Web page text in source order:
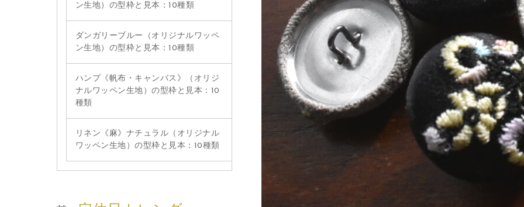
ン生地）の型枠と見本：10種類
ダンガリーブルー（オリジナルワッペ
ン生地）の型枠と見本：10種類
ハンプ《帆布・キャンバス》（オリジ
ナルワッペン生地）の型枠と見本：10
種類
リネン《麻》ナチュラル（オリジナル
ワッペン生地）の型枠と見本：10種類